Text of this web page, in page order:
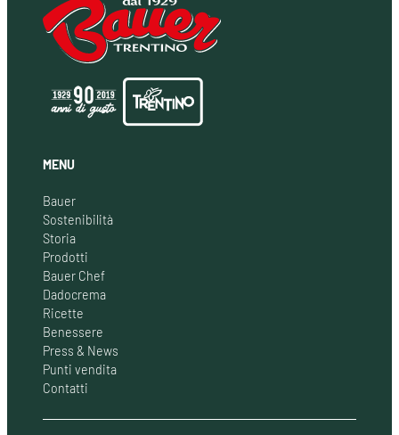
MENU
Bauer
Sostenibilità
Storia
Prodotti
Bauer Chef
Dadocrema
Ricette
Benessere
Press & News
Punti vendita
Contatti